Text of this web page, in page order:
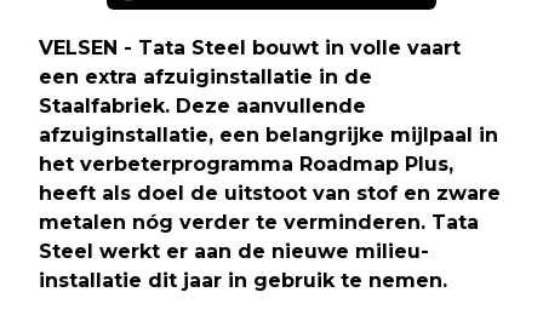
VELSEN - Tata Steel bouwt in volle vaart
een extra afzuiginstallatie in de
Staalfabriek. Deze aanvullende
afzuiginstallatie, een belangrijke mijlpaal in
het verbeterprogramma Roadmap Plus,
heeft als doel de uitstoot van stof en zware
metalen nóg verder te verminderen. Tata
Steel werkt er aan de nieuwe milieu-
installatie dit jaar in gebruik te nemen.